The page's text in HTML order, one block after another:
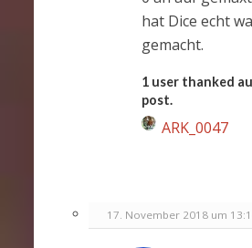
hat Dice echt
gemacht.
1 user thanked
post.
ARK_0047
17. November 2018 um